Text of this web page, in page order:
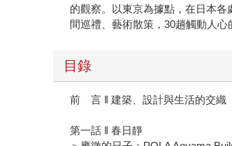
的觀察。以東京為據點，在日本
間巡禮、藝術散策，30趟觸動人
目錄
前 言 ‖ 建築、設計與生活的交織
第一話 ‖ 春日靜